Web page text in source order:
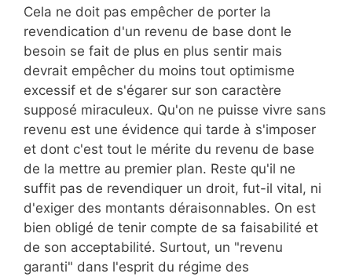
Cela ne doit pas empêcher de porter la
revendication d'un revenu de base dont le
besoin se fait de plus en plus sentir mais
devrait empêcher du moins tout optimisme
excessif et de s'égarer sur son caractère
supposé miraculeux. Qu'on ne puisse vivre sans
revenu est une évidence qui tarde à s'imposer
et dont c'est tout le mérite du revenu de base
de la mettre au premier plan. Reste qu'il ne
suffit pas de revendiquer un droit, fut-il vital, ni
d'exiger des montants déraisonnables. On est
bien obligé de tenir compte de sa faisabilité et
de son acceptabilité. Surtout, un "revenu
garanti" dans l'esprit du régime des